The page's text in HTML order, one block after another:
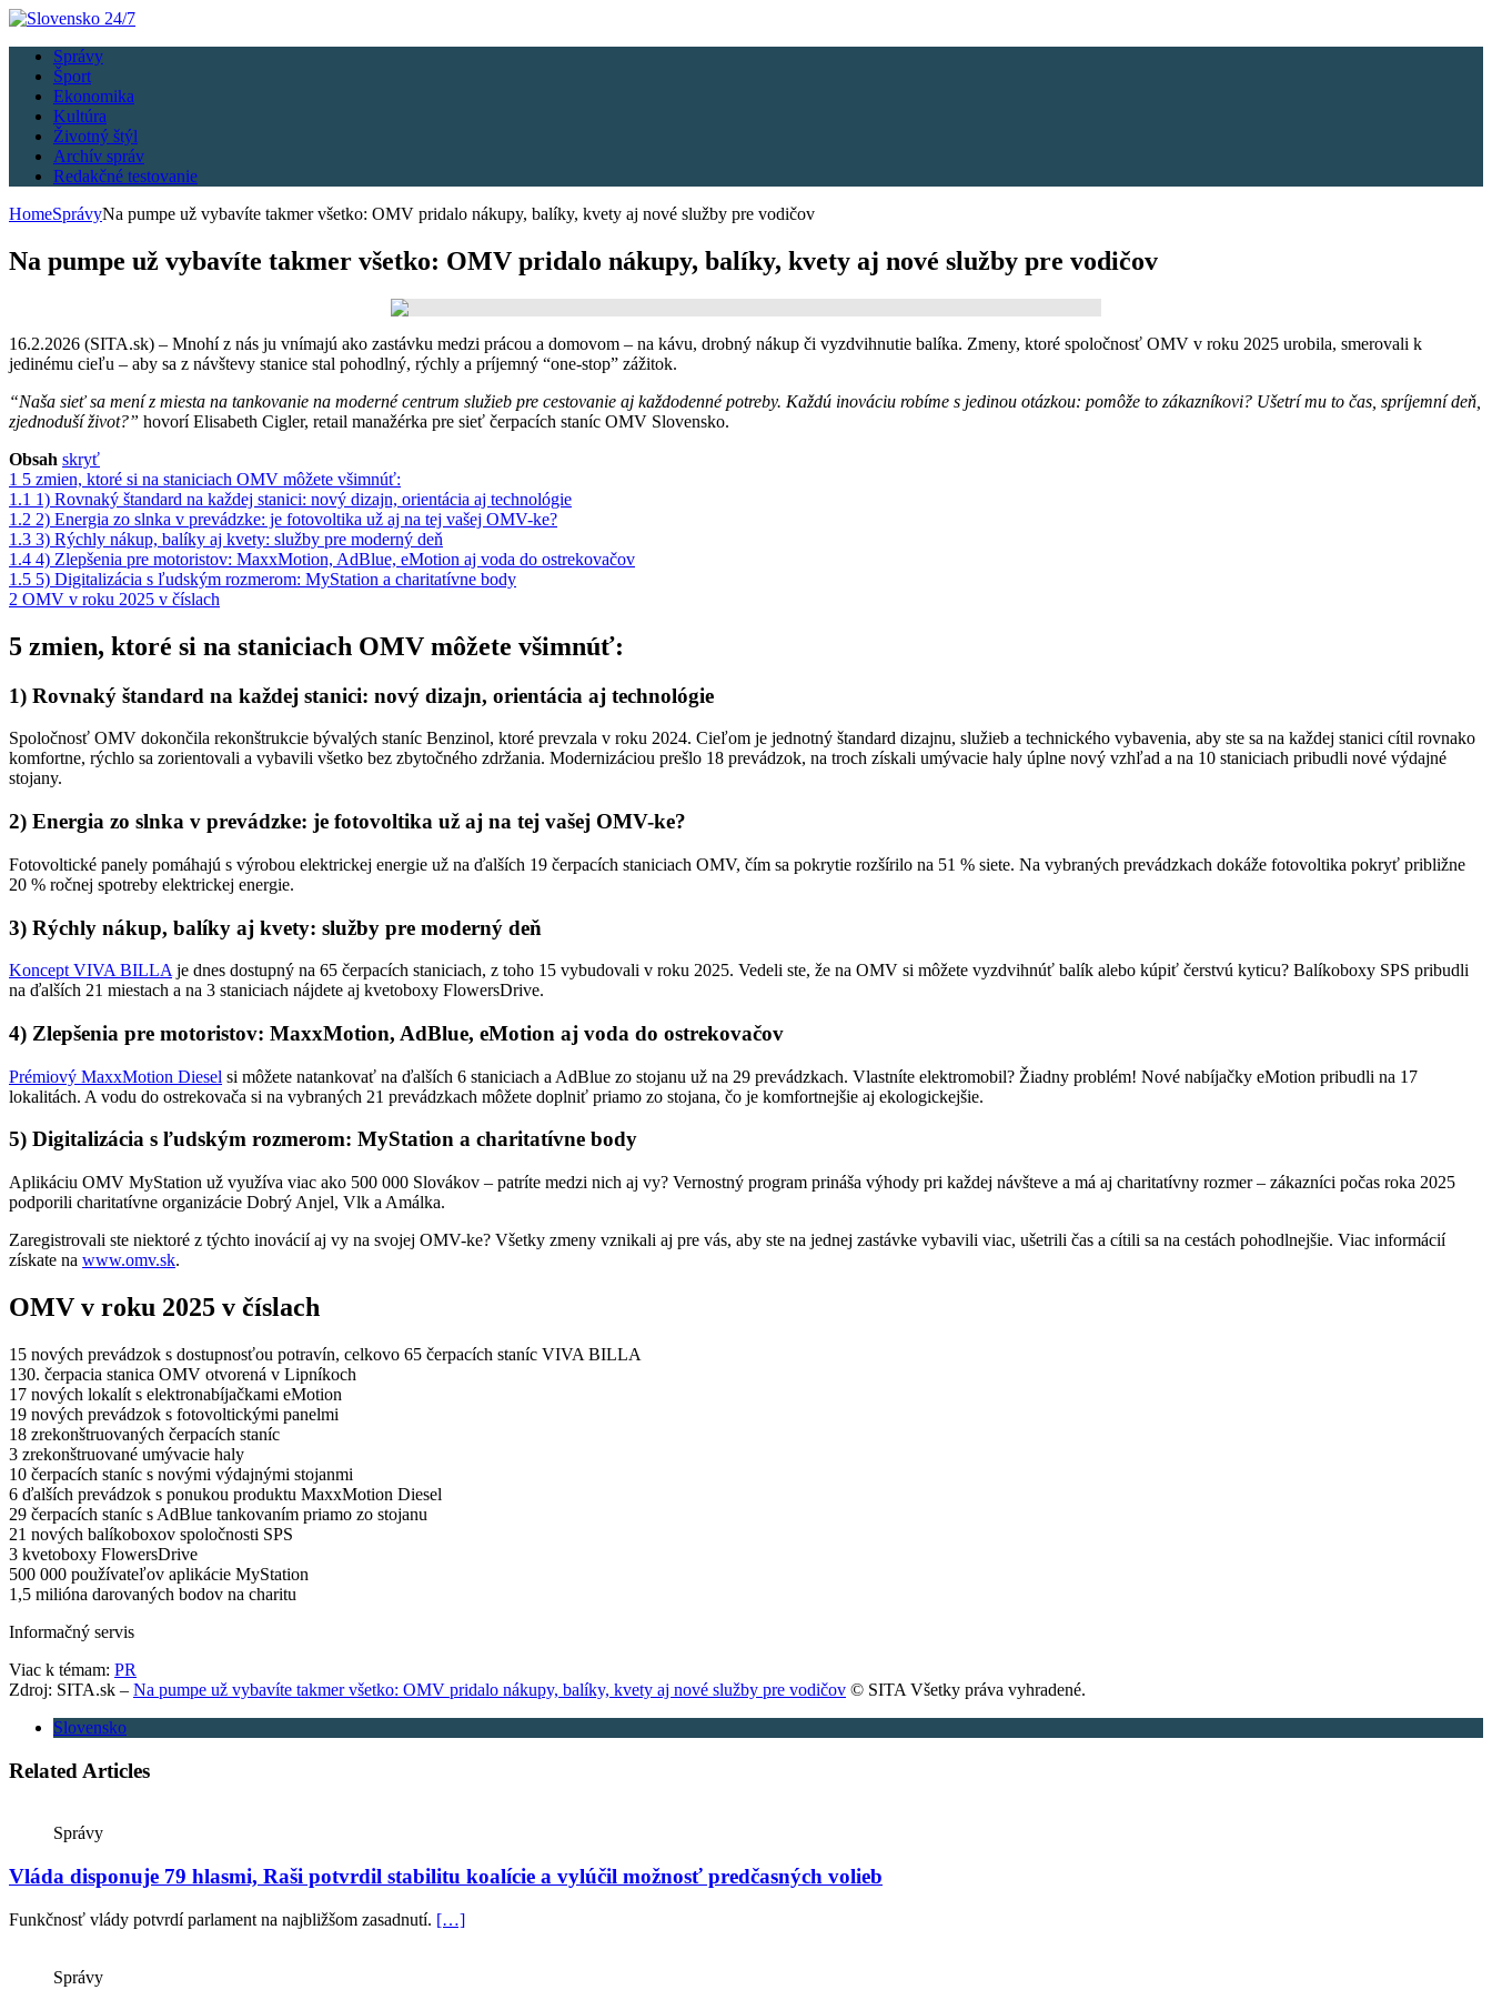
Správy
Šport
Ekonomika
Kultúra
Životný štýl
Archív správ
Redakčné testovanie
HomeSprávyNa pumpe už vybavíte takmer všetko: OMV pridalo nákupy, balíky, kvety aj nové služby pre vodičov
Na pumpe už vybavíte takmer všetko: OMV pridalo nákupy, balíky, kvety aj nové služby pre vodičov
16.2.2026 (SITA.sk) – Mnohí z nás ju vnímajú ako zastávku medzi prácou a domovom – na kávu, drobný nákup či vyzdvihnutie balíka. Zmeny, ktoré spoločnosť OMV v roku 2025 urobila, smerovali k
jedinému cieľu – aby sa z návštevy stanice stal pohodlný, rýchly a príjemný “one-stop” zážitok.
“Naša sieť sa mení z miesta na tankovanie na moderné centrum služieb pre cestovanie aj každodenné potreby. Každú inováciu robíme s jedinou otázkou: pomôže to zákazníkovi? Ušetrí mu to čas, spríjemní deň,
zjednoduší život?” hovorí Elisabeth Cigler, retail manažérka pre sieť čerpacích staníc OMV Slovensko.
Obsah skryť
1 5 zmien, ktoré si na staniciach OMV môžete všimnúť:
1.1 1) Rovnaký štandard na každej stanici: nový dizajn, orientácia aj technológie
1.2 2) Energia zo slnka v prevádzke: je fotovoltika už aj na tej vašej OMV-ke?
1.3 3) Rýchly nákup, balíky aj kvety: služby pre moderný deň
1.4 4) Zlepšenia pre motoristov: MaxxMotion, AdBlue, eMotion aj voda do ostrekovačov
1.5 5) Digitalizácia s ľudským rozmerom: MyStation a charitatívne body
2 OMV v roku 2025 v číslach
5 zmien, ktoré si na staniciach OMV môžete všimnúť:
1) Rovnaký štandard na každej stanici: nový dizajn, orientácia aj technológie
Spoločnosť OMV dokončila rekonštrukcie bývalých staníc Benzinol, ktoré prevzala v roku 2024. Cieľom je jednotný štandard dizajnu, služieb a technického vybavenia, aby ste sa na každej stanici cítil rovnako
komfortne, rýchlo sa zorientovali a vybavili všetko bez zbytočného zdržania. Modernizáciou prešlo 18 prevádzok, na troch získali umývacie haly úplne nový vzhľad a na 10 staniciach pribudli nové výdajné
stojany.
2) Energia zo slnka v prevádzke: je fotovoltika už aj na tej vašej OMV-ke?
Fotovoltické panely pomáhajú s výrobou elektrickej energie už na ďalších 19 čerpacích staniciach OMV, čím sa pokrytie rozšírilo na 51 % siete. Na vybraných prevádzkach dokáže fotovoltika pokryť približne
20 % ročnej spotreby elektrickej energie.
3) Rýchly nákup, balíky aj kvety: služby pre moderný deň
Koncept VIVA BILLA je dnes dostupný na 65 čerpacích staniciach, z toho 15 vybudovali v roku 2025. Vedeli ste, že na OMV si môžete vyzdvihnúť balík alebo kúpiť čerstvú kyticu? Balíkoboxy SPS pribudli
na ďalších 21 miestach a na 3 staniciach nájdete aj kvetoboxy FlowersDrive.
4) Zlepšenia pre motoristov: MaxxMotion, AdBlue, eMotion aj voda do ostrekovačov
Prémiový MaxxMotion Diesel si môžete natankovať na ďalších 6 staniciach a AdBlue zo stojanu už na 29 prevádzkach. Vlastníte elektromobil? Žiadny problém! Nové nabíjačky eMotion pribudli na 17
lokalitách. A vodu do ostrekovača si na vybraných 21 prevádzkach môžete doplniť priamo zo stojana, čo je komfortnejšie aj ekologickejšie.
5) Digitalizácia s ľudským rozmerom: MyStation a charitatívne body
Aplikáciu OMV MyStation už využíva viac ako 500 000 Slovákov – patríte medzi nich aj vy? Vernostný program prináša výhody pri každej návšteve a má aj charitatívny rozmer – zákazníci počas roka 2025
podporili charitatívne organizácie Dobrý Anjel, Vlk a Amálka.
Zaregistrovali ste niektoré z týchto inovácií aj vy na svojej OMV-ke? Všetky zmeny vznikali aj pre vás, aby ste na jednej zastávke vybavili viac, ušetrili čas a cítili sa na cestách pohodlnejšie. Viac informácií
získate na www.omv.sk.
OMV v roku 2025 v číslach
15 nových prevádzok s dostupnosťou potravín, celkovo 65 čerpacích staníc VIVA BILLA
130. čerpacia stanica OMV otvorená v Lipníkoch
17 nových lokalít s elektronabíjačkami eMotion
19 nových prevádzok s fotovoltickými panelmi
18 zrekonštruovaných čerpacích staníc
3 zrekonštruované umývacie haly
10 čerpacích staníc s novými výdajnými stojanmi
6 ďalších prevádzok s ponukou produktu MaxxMotion Diesel
29 čerpacích staníc s AdBlue tankovaním priamo zo stojanu
21 nových balíkoboxov spoločnosti SPS
3 kvetoboxy FlowersDrive
500 000 používateľov aplikácie MyStation
1,5 milióna darovaných bodov na charitu
Informačný servis
Viac k témam: PR
Zdroj: SITA.sk – Na pumpe už vybavíte takmer všetko: OMV pridalo nákupy, balíky, kvety aj nové služby pre vodičov © SITA Všetky práva vyhradené.
Slovensko
Related Articles
Správy
Vláda disponuje 79 hlasmi, Raši potvrdil stabilitu koalície a vylúčil možnosť predčasných volieb
Funkčnosť vlády potvrdí parlament na najbližšom zasadnutí. […]
Správy